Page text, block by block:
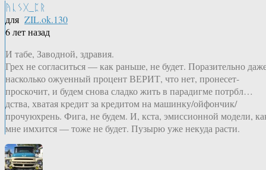
ᚤᚳᛊᚷ_ᛈᚱ
для ZIL.ok.130
6 лет назад
И табе, Заводной, здравия.
Грех не согласиться — как раньше, не будет. Поразительно
насколько ожуенный процент ВЕРИТ, что нет, пронесет-
проскочит, и будем снова сладко жить в парадигме потрбл…
дства, хватая кредит за кредитом на машинку/ойфончик/
прочуюхрень. Фига, не будем. И, кста, эмиссионной модели,
мне имхится — тоже не будет. Пузырю уже некуда расти.